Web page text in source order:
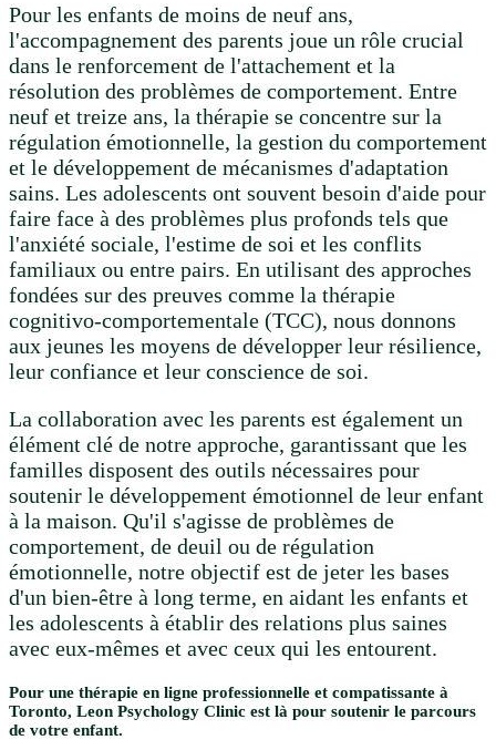
Pour les enfants de moins de neuf ans,
l'accompagnement des parents joue un rôle crucial
dans le renforcement de l'attachement et la
résolution des problèmes de comportement. Entre
neuf et treize ans, la thérapie se concentre sur la
régulation émotionnelle, la gestion du comportement
et le développement de mécanismes d'adaptation
sains. Les adolescents ont souvent besoin d'aide pour
faire face à des problèmes plus profonds tels que
l'anxiété sociale, l'estime de soi et les conflits
familiaux ou entre pairs. En utilisant des approches
fondées sur des preuves comme la thérapie
cognitivo-comportementale (TCC), nous donnons
aux jeunes les moyens de développer leur résilience,
leur confiance et leur conscience de soi.
La collaboration avec les parents est également un
élément clé de notre approche, garantissant que les
familles disposent des outils nécessaires pour
soutenir le développement émotionnel de leur enfant
à la maison. Qu'il s'agisse de problèmes de
comportement, de deuil ou de régulation
émotionnelle, notre objectif est de jeter les bases
d'un bien-être à long terme, en aidant les enfants et
les adolescents à établir des relations plus saines
avec eux-mêmes et avec ceux qui les entourent.
Pour une thérapie en ligne professionnelle et compatissante à
Toronto, Leon Psychology Clinic est là pour soutenir le parcours
de votre enfant.